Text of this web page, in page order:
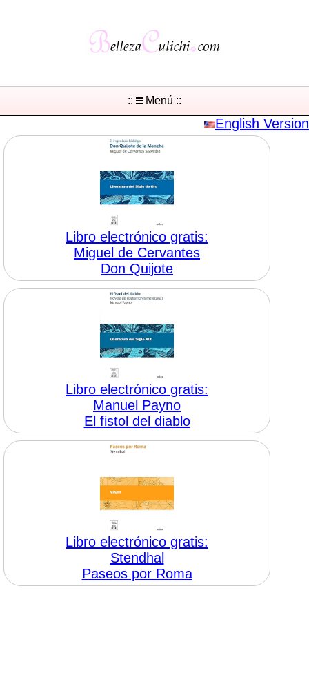
:: Menú ::
English Version
Libro electrónico gratis:
Miguel de Cervantes
Don Quijote
Libro electrónico gratis:
Manuel Payno
El fistol del diablo
Libro electrónico gratis:
Stendhal
Paseos por Roma